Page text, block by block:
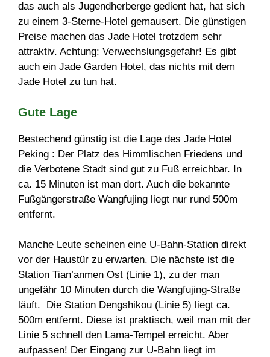
das auch als Jugendherberge gedient hat, hat sich
zu einem 3-Sterne-Hotel gemausert. Die günstigen
Preise machen das Jade Hotel trotzdem sehr
attraktiv. Achtung: Verwechslungsgefahr! Es gibt
auch ein Jade Garden Hotel, das nichts mit dem
Jade Hotel zu tun hat.
Gute Lage
Bestechend günstig ist die Lage des Jade Hotel
Peking : Der Platz des Himmlischen Friedens und
die Verbotene Stadt sind gut zu Fuß erreichbar. In
ca. 15 Minuten ist man dort. Auch die bekannte
Fußgängerstraße Wangfujing liegt nur rund 500m
entfernt.
Manche Leute scheinen eine U-Bahn-Station direkt
vor der Haustür zu erwarten. Die nächste ist die
Station Tian’anmen Ost (Linie 1), zu der man
ungefähr 10 Minuten durch die Wangfujing-Straße
läuft. Die Station Dengshikou (Linie 5) liegt ca.
500m entfernt. Diese ist praktisch, weil man mit der
Linie 5 schnell den Lama-Tempel erreicht. Aber
aufpassen! Der Eingang zur U-Bahn liegt im